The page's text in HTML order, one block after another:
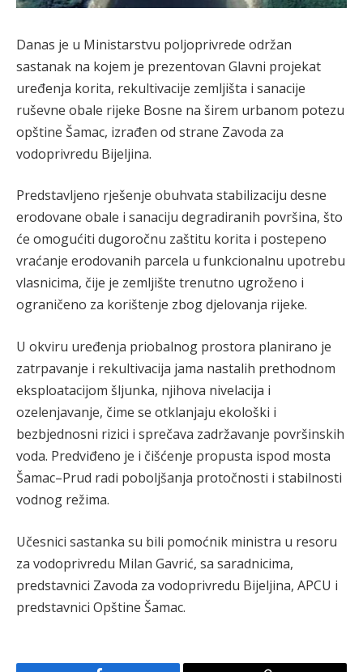
Danas je u Ministarstvu poljoprivrede održan
sastanak na kojem je prezentovan Glavni projekat
uređenja korita, rekultivacije zemljišta i sanacije
ruševne obale rijeke Bosne na širem urbanom potezu
opštine Šamac, izrađen od strane Zavoda za
vodoprivredu Bijeljina.
Predstavljeno rješenje obuhvata stabilizaciju desne
erodovane obale i sanaciju degradiranih površina, što
će omogućiti dugoročnu zaštitu korita i postepeno
vraćanje erodovanih parcela u funkcionalnu upotrebu
vlasnicima, čije je zemljište trenutno ugroženo i
ograničeno za korištenje zbog djelovanja rijeke.
U okviru uređenja priobalnog prostora planirano je
zatrpavanje i rekultivacija jama nastalih prethodnom
eksploatacijom šljunka, njihova nivelacija i
ozelenjavanje, čime se otklanjaju ekološki i
bezbjednosni rizici i sprečava zadržavanje površinskih
voda. Predviđeno je i čišćenje propusta ispod mosta
Šamac–Prud radi poboljšanja protočnosti i stabilnosti
vodnog režima.
Učesnici sastanka su bili pomoćnik ministra u resoru
za vodoprivredu Milan Gavrić, sa saradnicima,
predstavnici Zavoda za vodoprivredu Bijeljina, APCU i
predstavnici Opštine Šamac.